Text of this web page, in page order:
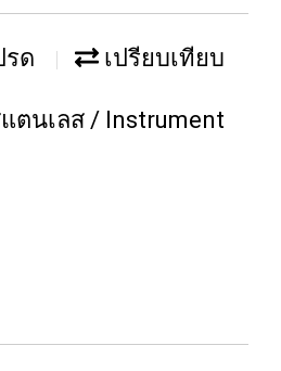
รด เปรียบเทียบ
ตนเลส / Instrument